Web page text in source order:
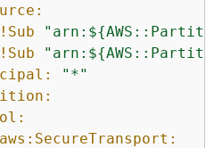
!Sub "arn:${
!Sub "arn:${
"*"
aws:SecureTransport: